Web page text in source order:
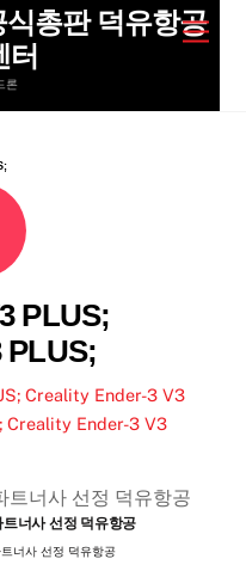
총판 덕유항공
터
론
PLUS;
PLUS;
Creality Ender-3 V3
Creality Ender-3 V3
너사 선정 덕유항공
너사 선정 덕유항공